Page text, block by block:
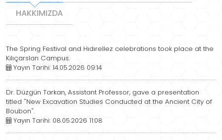
HAKKIMIZDA
The Spring Festival and Hıdırellez celebrations took place at the
Kılıçarslan Campus.
Yayın Tarihi: 14.05.2026 09:14
Dr. Düzgün Tarkan, Assistant Professor, gave a presentation
titled "New Excavation Studies Conducted at the Ancient City of
Boubon".
Yayın Tarihi: 08.05.2026 11:08